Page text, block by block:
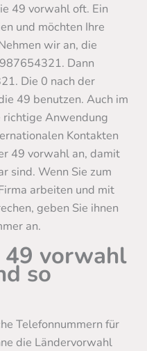
49 vorwahl oft. Ein
und möchten Ihre
wir an, die
Dann
Die 0 nach der
49 benutzen. Auch im
richtige Anwendung
Kontakten
49 vorwahl an, damit
sind. Wenn Sie zum
arbeiten und mit
geben Sie ihnen
an.
vorwahl
so
Telefonnummern für
die Ländervorwahl